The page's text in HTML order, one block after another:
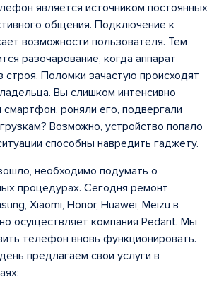
является источником постоянных
общения. Подключение к
возможности пользователя. Тем
разочарование, когда аппарат
строя. Поломки зачастую происходят
Вы слишком интенсивно
смартфон, роняли его, подвергали
Возможно, устройство попало
способны навредить гаджету.
необходимо подумать о
процедурах. Сегодня ремонт
Xiaomi, Honor, Huawei, Meizu в
осуществляет компания Pedant. Мы
телефон вновь функционировать.
предлагаем свои услуги в